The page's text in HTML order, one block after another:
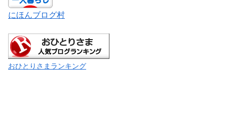
にほんブログ村
おひとりさまランキング